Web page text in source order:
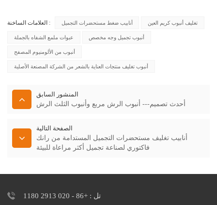
العلامات الساخنة : أنابيب ضغط مستحضرات التجميل تغليف أنبوب كريم العين
عبوات ملمع الشفاه بالجملة أنبوب تجميل وجه مخصص
أنبوب من الألومنيوم المصفح
أنبوب تغليف منتجات العناية بالشعر من الشركة المصنعة الأصلية
المنشور السابق
أحدث تصميم--- أنبوب الرش مربع وأنبوب الثلث الرش
الصفحة التالية
أنابيب تغليف مستحضرات التجميل المستدامة من رانك
فاكتوري لصناعة تجميل أكثر مراعاة للبيئة
تل : +86 - 020 2913 1180